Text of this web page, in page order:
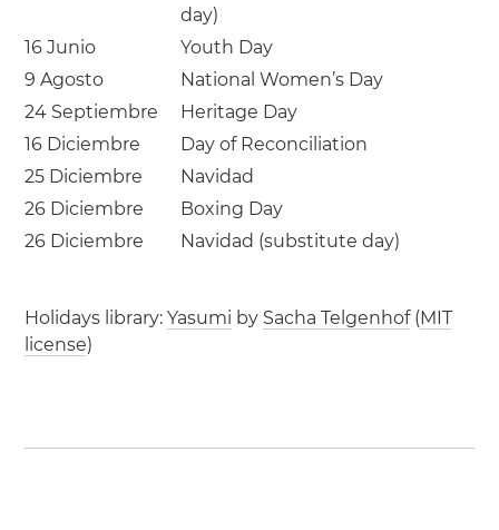
day)
16 Junio
Youth Day
9 Agosto
National Women’s Day
24 Septiembre
Heritage Day
16 Diciembre
Day of Reconciliation
25 Diciembre
Navidad
26 Diciembre
Boxing Day
26 Diciembre
Navidad (substitute day)
Holidays library:Yasumi by Sacha Telgenhof(MIT
license)